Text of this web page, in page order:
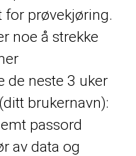
prøvekjøring.
noe å strekke
de neste 3 uker
brukernavn):
passord
av data og